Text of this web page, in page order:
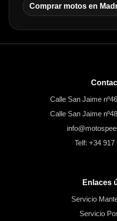
Comprar motos en
Calle San Jaime
Calle San Jaime
Telf: +34 917
Enlaces
Servicio
Servicio